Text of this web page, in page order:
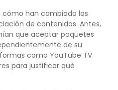
han cambiado las
de contenidos. Antes,
que aceptar paquetes
de su
como YouTube TV
para justificar qué